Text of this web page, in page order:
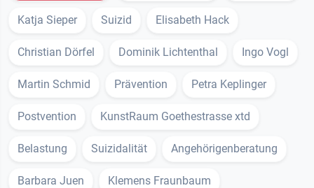
Katja Sieper Suizid Elisabeth Hack
Christian Dörfel Dominik Lichtenthal Ingo Vogl
Martin Schmid Prävention Petra Keplinger
Postvention KunstRaum Goethestrasse xtd
Belastung Suizidalität Angehörigenberatung
Barbara Juen Klemens Fraunbaum